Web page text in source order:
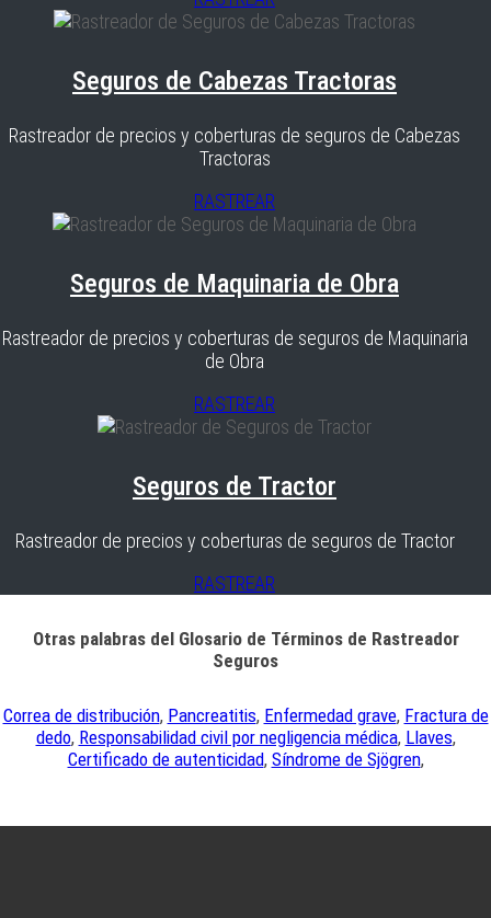
Seguros de Cabezas Tractoras
Rastreador de precios y coberturas de seguros de Cabezas
Tractoras
RASTREAR
Seguros de Maquinaria de Obra
Rastreador de precios y coberturas de seguros de Maquinaria
de Obra
RASTREAR
Seguros de Tractor
Rastreador de precios y coberturas de seguros de Tractor
RASTREAR
Otras palabras del Glosario de Términos de Rastreador
Seguros
Correa de distribución, Pancreatitis, Enfermedad grave, Fractura de
dedo, Responsabilidad civil por negligencia médica, Llaves,
Certificado de autenticidad, Síndrome de Sjögren,